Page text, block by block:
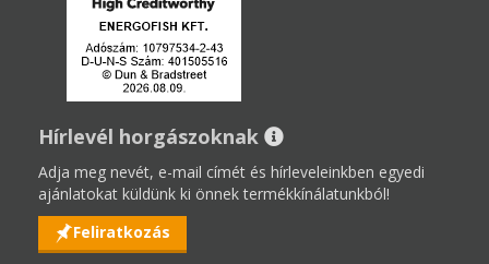
Hírlevél horgászoknak
Adja meg nevét, e-mail címét és hírleveleinkben egyedi
ajánlatokat küldünk ki önnek termékkínálatunkból!
Feliratkozás